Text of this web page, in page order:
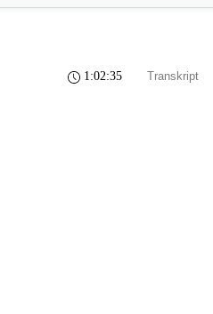
1:02:35 Transkript